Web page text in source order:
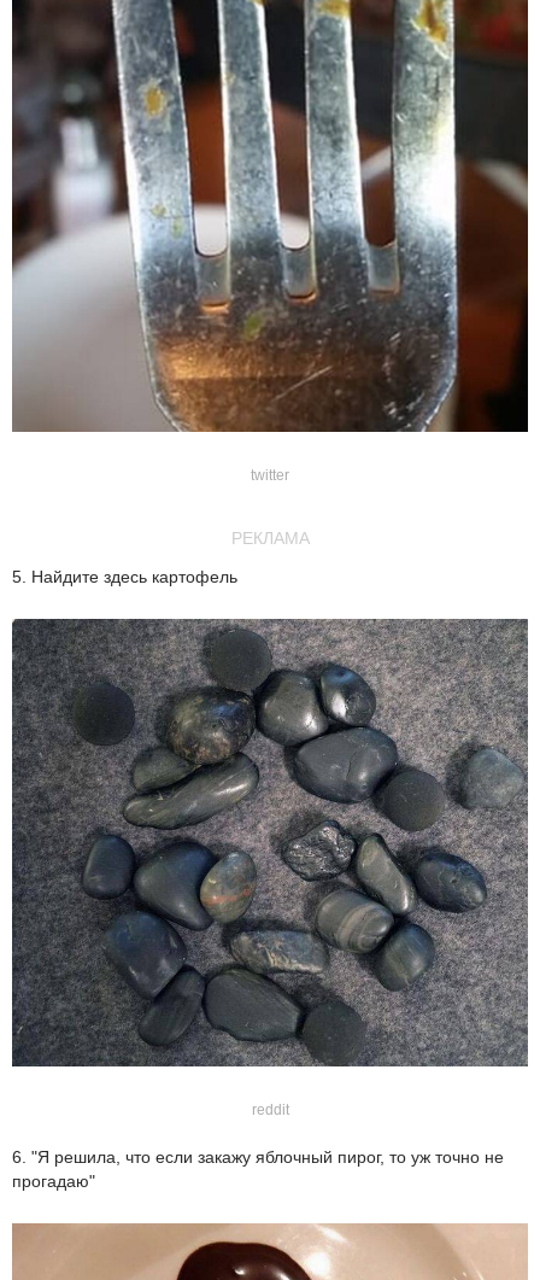
twitter
РЕКЛАМА
5. Найдите здесь картофель
reddit
6. "Я решила, что если закажу яблочный пирог, то уж точно не
прогадаю"